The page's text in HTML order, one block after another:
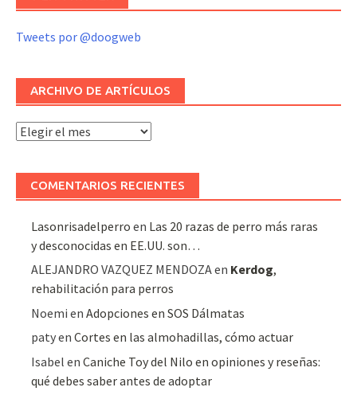
Tweets por @doogweb
ARCHIVO DE ARTÍCULOS
Archivo
artículos
COMENTARIOS RECIENTES
Lasonrisadelperro en Las 20 razas de perro más raras
y desconocidas en EE.UU. son…
ALEJANDRO VAZQUEZ MENDOZAen Kerdog,
rehabilitación para perros
Noemi enAdopciones en SOS Dálmatas
patyenCortes en las almohadillas, cómo actuar
Isabel enCaniche Toy del Nilo en opiniones y reseñas:
qué debes saber antes de adoptar